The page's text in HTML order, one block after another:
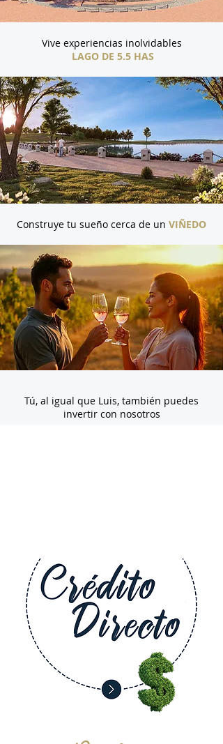
Vive experiencias inolvidables
LAGO DE 5.5 HAS
Construye tu sueño cerca de un VIÑEDO
Tú, al igual que Luis, también puedes
invertir con nosotros